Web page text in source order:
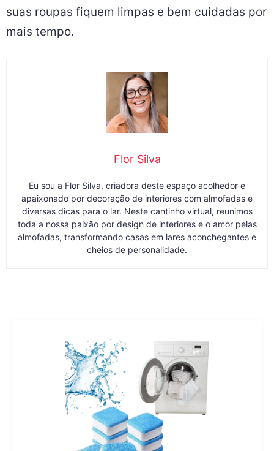
suas roupas fiquem limpas e bem cuidadas por
mais tempo.
Flor Silva
Eu sou a Flor Silva, criadora deste espaço acolhedor e
apaixonado por decoração de interiores com almofadas e
diversas dicas para o lar. Neste cantinho virtual, reunimos
toda a nossa paixão por design de interiores e o amor pelas
almofadas, transformando casas em lares aconchegantes e
cheios de personalidade.